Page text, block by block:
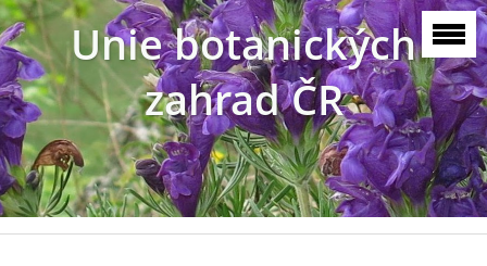
Unie botanických
zahrad ČR